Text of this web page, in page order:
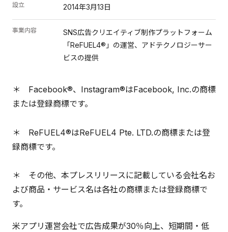
設立 2014年3月13日
事業内容
SNS広告クリエイティブ制作プラットフォーム
「ReFUEL4®」の運営、アドテクノロジーサー
ビスの提供
＊ Facebook®、Instagram®はFacebook, Inc.の商標
または登録商標です。
＊ ReFUEL4®はReFUEL4 Pte. LTD.の商標または登
録商標です。
＊ その他、本プレスリリースに記載している会社名お
よび商品・サービス名は各社の商標または登録商標で
す。
米アプリ運営会社で広告成果が30％向上、短期間・低